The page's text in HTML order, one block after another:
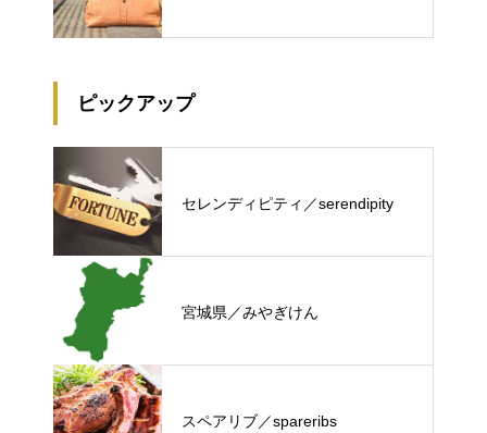
ピックアップ
セレンディピティ／serendipity
宮城県／みやぎけん
スペアリブ／spareribs